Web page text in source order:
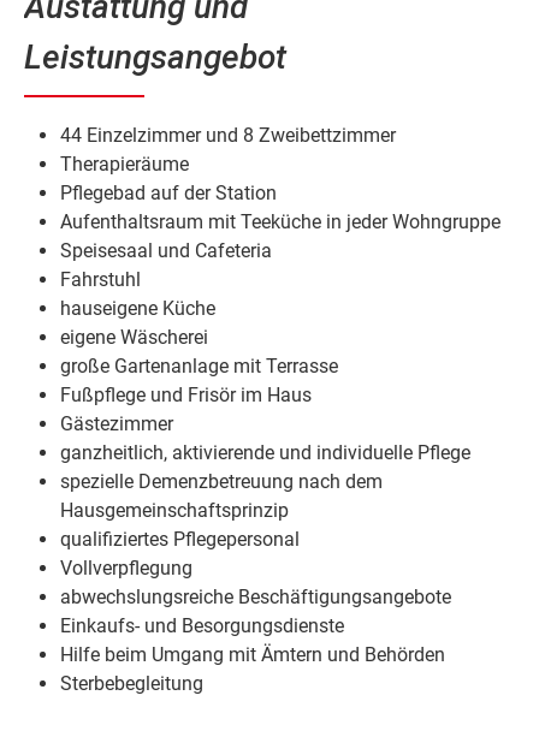
Leistungsangebot
44 Einzelzimmer und 8 Zweibettzimmer
Therapieräume
Pflegebad auf der Station
Aufenthaltsraum mit Teeküche in jeder Wohngruppe
Speisesaal und Cafeteria
Fahrstuhl
hauseigene Küche
eigene Wäscherei
große Gartenanlage mit Terrasse
Fußpflege und Frisör im Haus
Gästezimmer
ganzheitlich, aktivierende und individuelle Pflege
spezielle Demenzbetreuung nach dem
Hausgemeinschaftsprinzip
qualifiziertes Pflegepersonal
Vollverpflegung
abwechslungsreiche Beschäftigungsangebote
Einkaufs- und Besorgungsdienste
Hilfe beim Umgang mit Ämtern und Behörden
Sterbebegleitung